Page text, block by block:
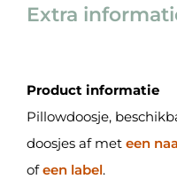
Extra
Product informatie
Pillowdoosje,
doosjes af met een
ofeen label.